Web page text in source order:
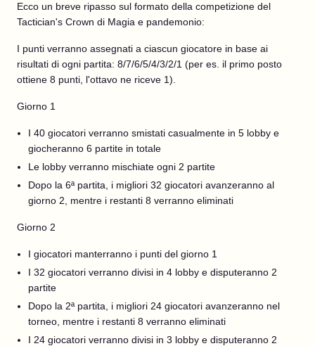
Ecco un breve ripasso sul formato della competizione del
Tactician's Crown di Magia e pandemonio:
I punti verranno assegnati a ciascun giocatore in base ai
risultati di ogni partita: 8/7/6/5/4/3/2/1 (per es. il primo posto
ottiene 8 punti, l'ottavo ne riceve 1).
Giorno 1
I 40 giocatori verranno smistati casualmente in 5 lobby e
giocheranno 6 partite in totale
Le lobby verranno mischiate ogni 2 partite
Dopo la 6ª partita, i migliori 32 giocatori avanzeranno al
giorno 2, mentre i restanti 8 verranno eliminati
Giorno 2
I giocatori manterranno i punti del giorno 1
I 32 giocatori verranno divisi in 4 lobby e disputeranno 2
partite
Dopo la 2ª partita, i migliori 24 giocatori avanzeranno nel
torneo, mentre i restanti 8 verranno eliminati
I 24 giocatori verranno divisi in 3 lobby e disputeranno 2